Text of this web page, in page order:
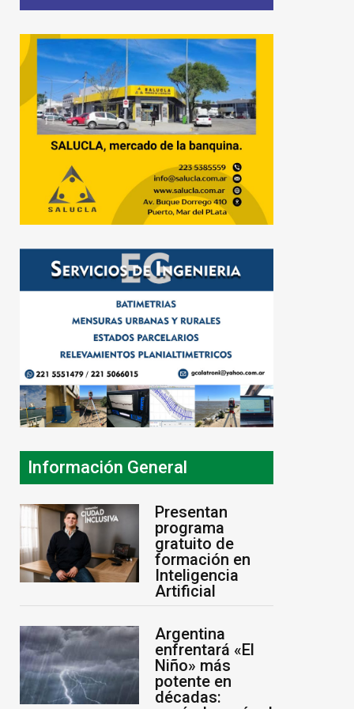
Información General
Presentan
programa
gratuito de
formación en
Inteligencia
Artificial
Argentina
enfrentará «El
Niño» más
potente en
décadas: